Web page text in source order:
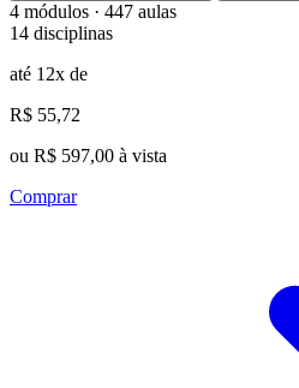
4 módulos · 447 aulas
14 disciplinas
até 12x de
R$ 55,72
ou R$ 597,00 à vista
Comprar